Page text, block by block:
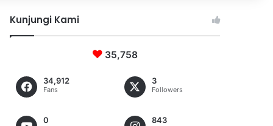
Kunjungi Kami
35,758
34,912
Fans
3
Followers
0 843